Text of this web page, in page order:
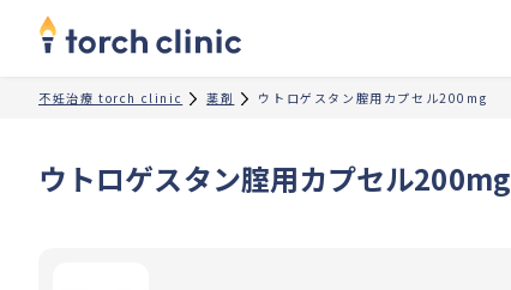
不妊治療 torch clinic 薬剤 ウトロゲスタン腟用カプセル200mg
ウトロゲスタン腟用カプセル200mg